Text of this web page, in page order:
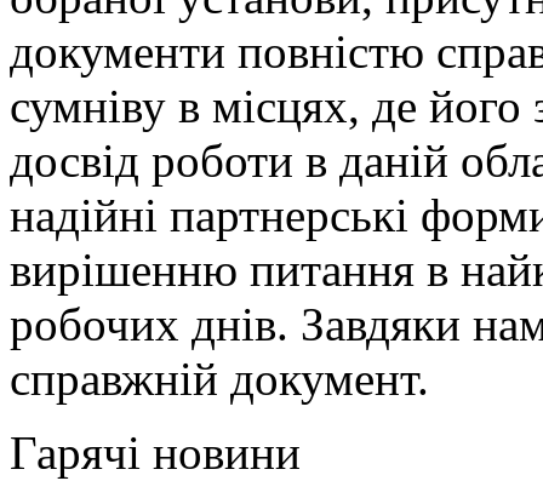
документи повністю
сумніву в місцях, де
досвід роботи в даній
надійні партнерські
вирішенню питання в
робочих днів. Завдяки
справжній документ.
Гарячі новини